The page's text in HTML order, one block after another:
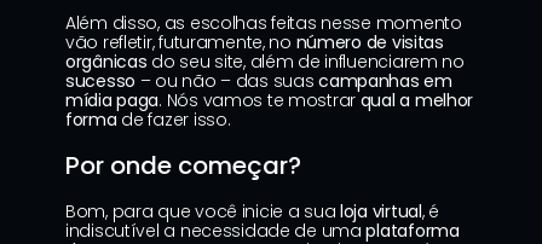
Além disso, as escolhas feitas nesse momento
vão refletir, futuramente, no número de visitas
orgânicas
sucesso – ou não – das suas campanhas em
mídia paga. Nós vamos te mostrar qual a melhor
forma de fazer isso.
Por onde começar?
Bom, para que você inicie a sua loja virtual, é
indiscutível a necessidade de uma plataforma